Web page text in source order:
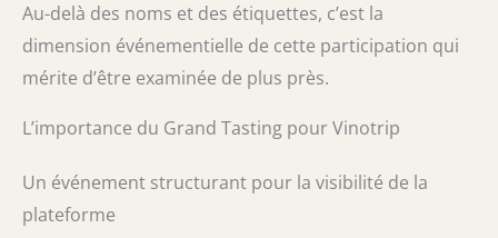
Au-delà des noms et des étiquettes, c’est la
dimension événementielle de cette participation qui
mérite d’être examinée de plus près.
L’importance du Grand Tasting pour Vinotrip
Un événement structurant pour la visibilité de la
plateforme